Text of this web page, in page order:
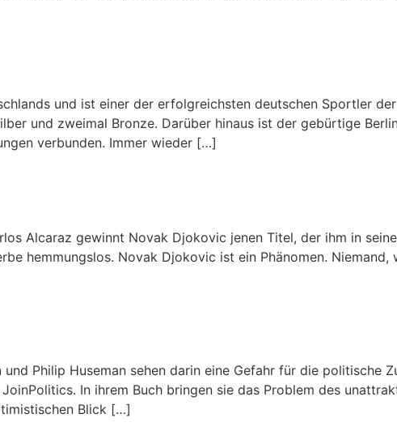
und ist einer der erfolgreichsten deutschen Sportler
und zweimal Bronze. Darüber hinaus ist der gebürtige
verbunden. Immer wieder […]
Alcaraz gewinnt Novak Djokovic jenen Titel, der ihm in
hemmungslos. Novak Djokovic ist ein Phänomen.
Philip Huseman sehen darin eine Gefahr für die politische
In ihrem Buch bringen sie das Problem des
Blick […]